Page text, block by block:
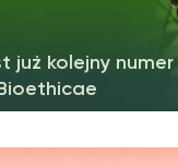
już kolejny